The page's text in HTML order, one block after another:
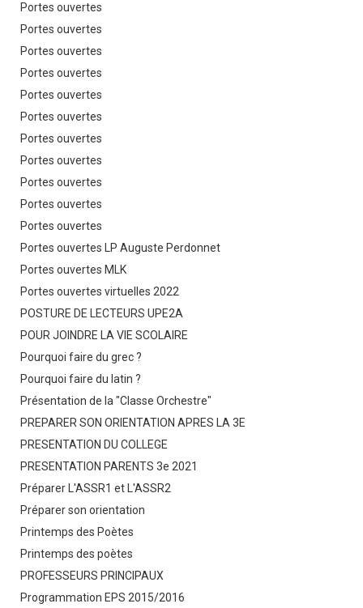
Portes ouvertes
Portes ouvertes
Portes ouvertes
Portes ouvertes
Portes ouvertes
Portes ouvertes
Portes ouvertes
Portes ouvertes
Portes ouvertes
Portes ouvertes
Portes ouvertes
Portes ouvertes LP Auguste Perdonnet
Portes ouvertes MLK
Portes ouvertes virtuelles 2022
POSTURE DE LECTEURS UPE2A
POUR JOINDRE LA VIE SCOLAIRE
Pourquoi faire du grec ?
Pourquoi faire du latin ?
Présentation de la "Classe Orchestre"
PREPARER SON ORIENTATION APRES LA 3E
PRESENTATION DU COLLEGE
PRESENTATION PARENTS 3e 2021
Préparer L'ASSR1 et L'ASSR2
Préparer son orientation
Printemps des Poètes
Printemps des poètes
PROFESSEURS PRINCIPAUX
Programmation EPS 2015/2016